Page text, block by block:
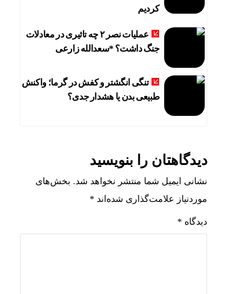
کردیم
عملیات نصر ۲ چه تاثیری در معادلات
جنگ داشت؟ *سعدالله زارعی
تنگی انگشتر و کفش در گرما؛ واکنش
طبیعی بدن یا هشدار جدی؟
دیدگاهتان را بنویسید
نشانی ایمیل شما منتشر نخواهد شد. بخش‌های
موردنیاز علامت‌گذاری شده‌اند *
دیدگاه *